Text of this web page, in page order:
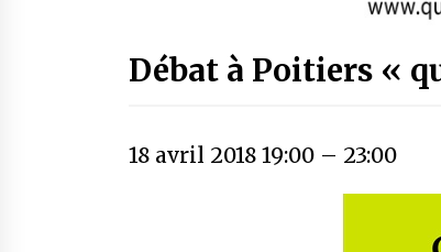
Débat à Poitiers «
18 avril 2018 19:00 – 23:00